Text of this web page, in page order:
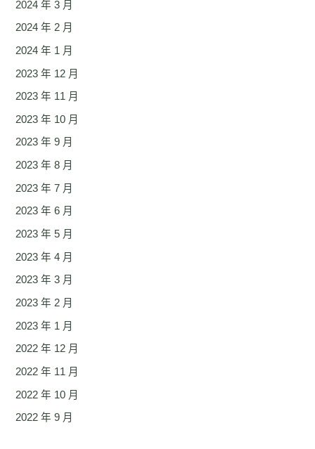
2024 年 3 月
2024 年 2 月
2024 年 1 月
2023 年 12 月
2023 年 11 月
2023 年 10 月
2023 年 9 月
2023 年 8 月
2023 年 7 月
2023 年 6 月
2023 年 5 月
2023 年 4 月
2023 年 3 月
2023 年 2 月
2023 年 1 月
2022 年 12 月
2022 年 11 月
2022 年 10 月
2022 年 9 月